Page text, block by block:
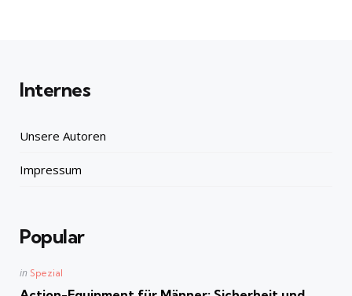
Internes
Unsere Autoren
Impressum
Popular
Posted
in Spezial